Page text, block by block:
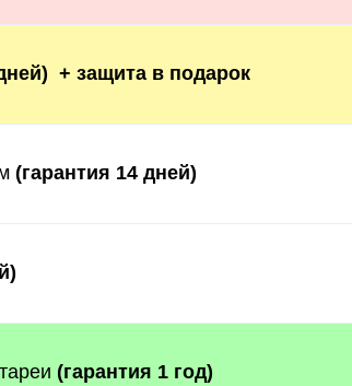
+ защита в подарок
(гарантия 14 дней)
(гарантия 1 год)